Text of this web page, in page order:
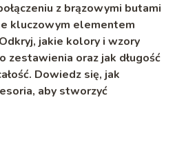
z brązowymi butami
kluczowym elementem
jakie kolory i wzory
zestawienia oraz jak długość
Dowiedz się, jak
aby stworzyć